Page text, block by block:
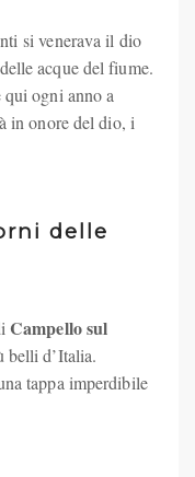
si venerava il dio
acque del fiume.
qui ogni anno a
in onore del dio, i
delle
Campello sul
belli d’Italia.
tappa imperdibile